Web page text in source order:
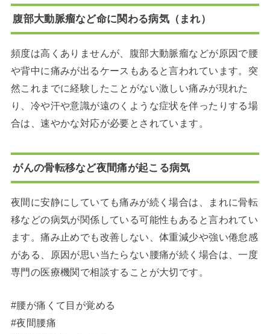
腹部大動脈瘤など命に関わる病気（まれ）
頻度は高くありませんが、腹部大動脈瘤などが原因で腰
や背中に痛みが出るケースもあると言われています。突
然これまでに経験したことがない激しい痛みが現れた
り、冷や汗や意識が遠のくような症状を伴ったりする場
合は、速やかな対応が必要とされています。
がんの骨転移など夜間痛が起こる病気
夜間に安静にしていても痛みが続く場合は、まれに骨転
移などの病気が関係している可能性もあると言われてい
ます。痛み止めでも改善しない、体重減少や強い倦怠感
がある、原因が思い当たらない腰痛が続く場合は、一度
専門の医療機関で相談することが大切です。
#腰が痛くて目が覚める
#夜間腰痛